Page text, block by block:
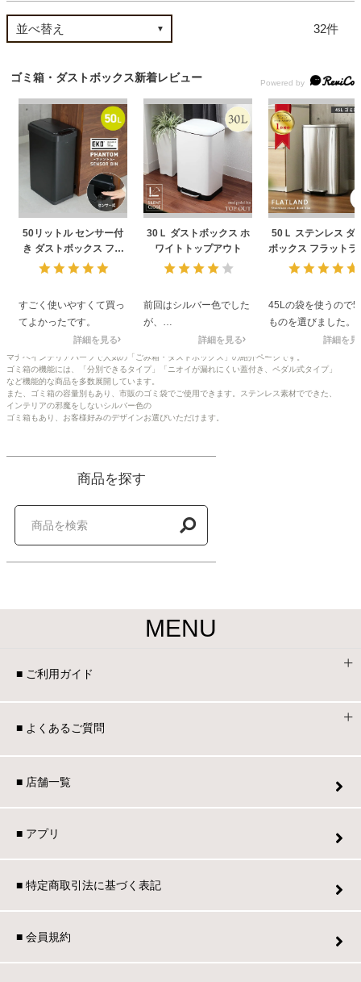
32
ゴミ箱・ダストボックス新着レビュー
50リットル センサー付
き ダストボックス ファ
ントム
詳細を見る
すごく使いやすくて買っ
てよかったです。
30Ｌ ダストボックス ホ
ワイトトップアウト
詳細を見る
前回はシルバー色でした
が、
今回はホワイトカラーで
購入しました。
もう少しスッキリした形
のものを
探していましたが見つか
らず、
で、
色違いで購入しました。
50Ｌ ステンレス ダ
ボックス フラットラ
詳細を見
45Lの袋を使うので
ものを選びました。
押し込んでぎゅうぎ
でもすっと取り出せ
ても満足しています
見た目もスタイリッ
マナベインテリアハーツで人気の「ごみ箱・ダストボックス」の紹介ページです。
ゴミ箱の機能には、「分別できるタイプ」「ニオイが漏れにくい蓋付き、ペダル式タイプ」
など機能的な商品を多数展開しています。
また、ゴミ箱の容量別もあり、市販のゴミ袋でご使用できます。ステンレス素材でできた、
インテリアの邪魔をしないシルバー色の
ゴミ箱もあり、お客様好みのデザインお選びいただけます。
商品を探す
MENU
■ ご利用ガイド
■ よくあるご質問
■ 店舗一覧
■ アプリ
■ 特定商取引法に基づく表記
■ 会員規約